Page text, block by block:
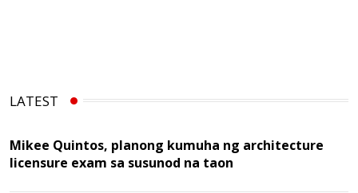
LATEST
Mikee Quintos, planong kumuha ng architecture
licensure exam sa susunod na taon